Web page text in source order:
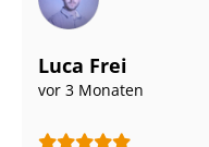
Luca Frei
vor 3 Monaten